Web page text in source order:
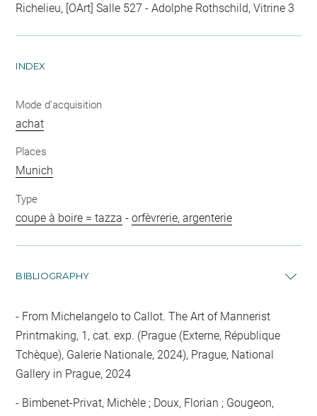
Richelieu, [OArt] Salle 527 - Adolphe Rothschild, Vitrine 3
INDEX
Mode d'acquisition
achat
Places
Munich
Type
coupe à boire = tazza -orfèvrerie, argenterie
BIBLIOGRAPHY
From Michelangelo to Callot. The Art of Mannerist
Printmaking, 1, cat. exp. (Prague (Externe, République
Tchèque), Galerie Nationale, 2024), Prague, National
Gallery in Prague, 2024
Bimbenet-Privat, Michèle ; Doux, Florian ; Gougeon,